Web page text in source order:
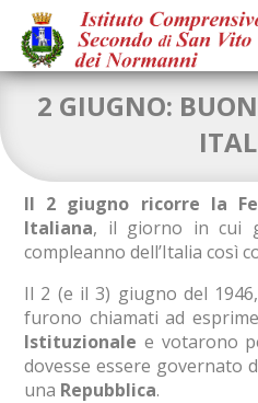
2 GIUGNO:
Il 2 giugno ricorre la
Italiana, il giorno in cui
compleanno dell’Italia così
Il 2 (e il 3) giugno del
furono chiamati ad
Istituzionale e votarono
dovesse essere governato
una Repubblica.